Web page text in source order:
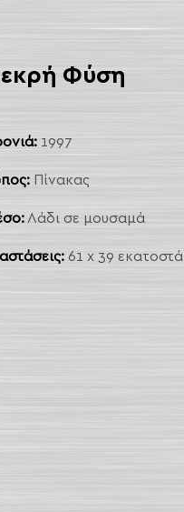
Φύση
1997
Πίνακας
Λάδι σε μουσαμά
61 x 39 εκατοστά